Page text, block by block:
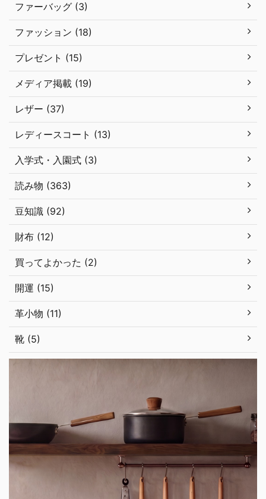
ファーバッグ (3)
ファッション (18)
プレゼント (15)
メディア掲載 (19)
レザー (37)
レディースコート (13)
入学式・入園式 (3)
読み物 (363)
豆知識 (92)
財布 (12)
買ってよかった (2)
開運 (15)
革小物 (11)
靴 (5)